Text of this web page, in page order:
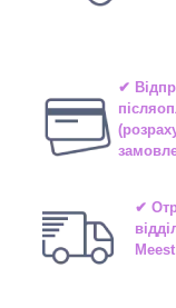
✔
✔
Meest